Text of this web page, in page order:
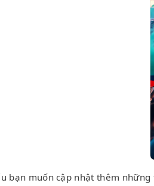
bạn muốn cập nhật thêm